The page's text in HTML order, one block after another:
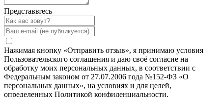
Представьтесь
Нажимая кнопку «Отправить отзыв», я принимаю условия
Пользовательского соглашения и даю своё согласие на
обработку моих персональных данных, в соответствии с
Федеральным законом от 27.07.2006 года №152-ФЗ «О
персональных данных», на условиях и для целей,
определенных Политикой конфиденциальности.